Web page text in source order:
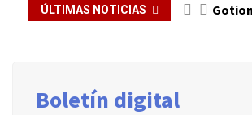
ÚLTIMAS NOTICIAS
Boletín digital